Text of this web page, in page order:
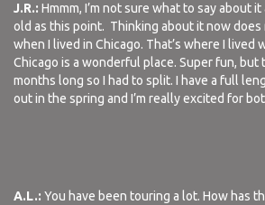
J.R.: Hmmm, I’m not sure what to say about
old as this point. Thinking about it now does
when I lived in Chicago. That’s where I lived
Chicago is a wonderful place. Super fun, but
months long so I had to split. I have a full
out in the spring and I’m really excited for
A.L.: You have been touring a lot. How has